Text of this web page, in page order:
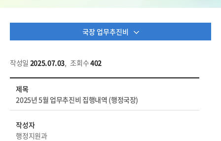
국장 업무추진비
작성일 2025.07.03, 조회수402
제목
2025년 5월 업무추진비 집행내역 (행정국장)
작성자
행정지원과